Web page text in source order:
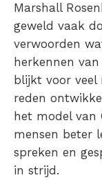
Marshall
geweld vaak
verwoorden
herkennen
blijkt voor veel
reden
het model van
mensen beter
spreken en
in strijd.